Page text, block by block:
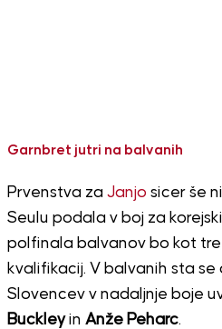
Garnbret jutri na balvanih
Prvenstva za Janjo sicer še
Seulu podala v boj za
polfinala balvanov bo kot
kvalifikacij. V balvanih sta
Slovencev v nadaljnje boje
Buckleyin Anže Peharc.